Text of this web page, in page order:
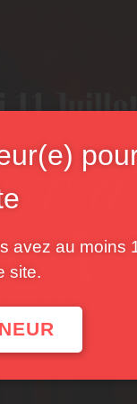
avez au moins
site.